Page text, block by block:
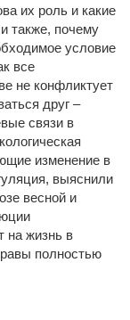
их роль и какие
также, почему
условие
все
не конфликтует
друг –
связи в
изменение в
выяснили
весной и
на жизнь в
полностью